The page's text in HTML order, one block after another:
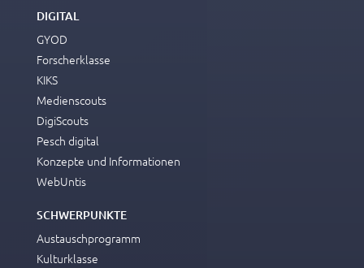
DIGITAL
GYOD
Forscherklasse
KIKS
Medienscouts
DigiScouts
Pesch digital
Konzepte und Informationen
WebUntis
SCHWERPUNKTE
Austauschprogramm
Kulturklasse